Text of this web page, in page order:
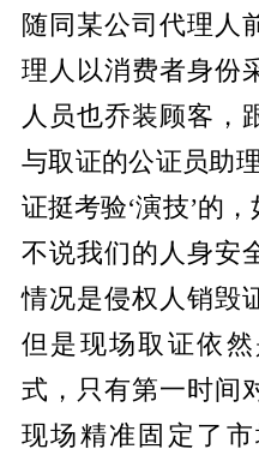
随同某公司代理人
理人以消费者身份
人员也乔装顾客，
与取证的公证员助
证挺考验‘演技’的
不说我们的人身安
情况是侵权人销毁
但是现场取证依
式，只有第一时间
现场精准固定了